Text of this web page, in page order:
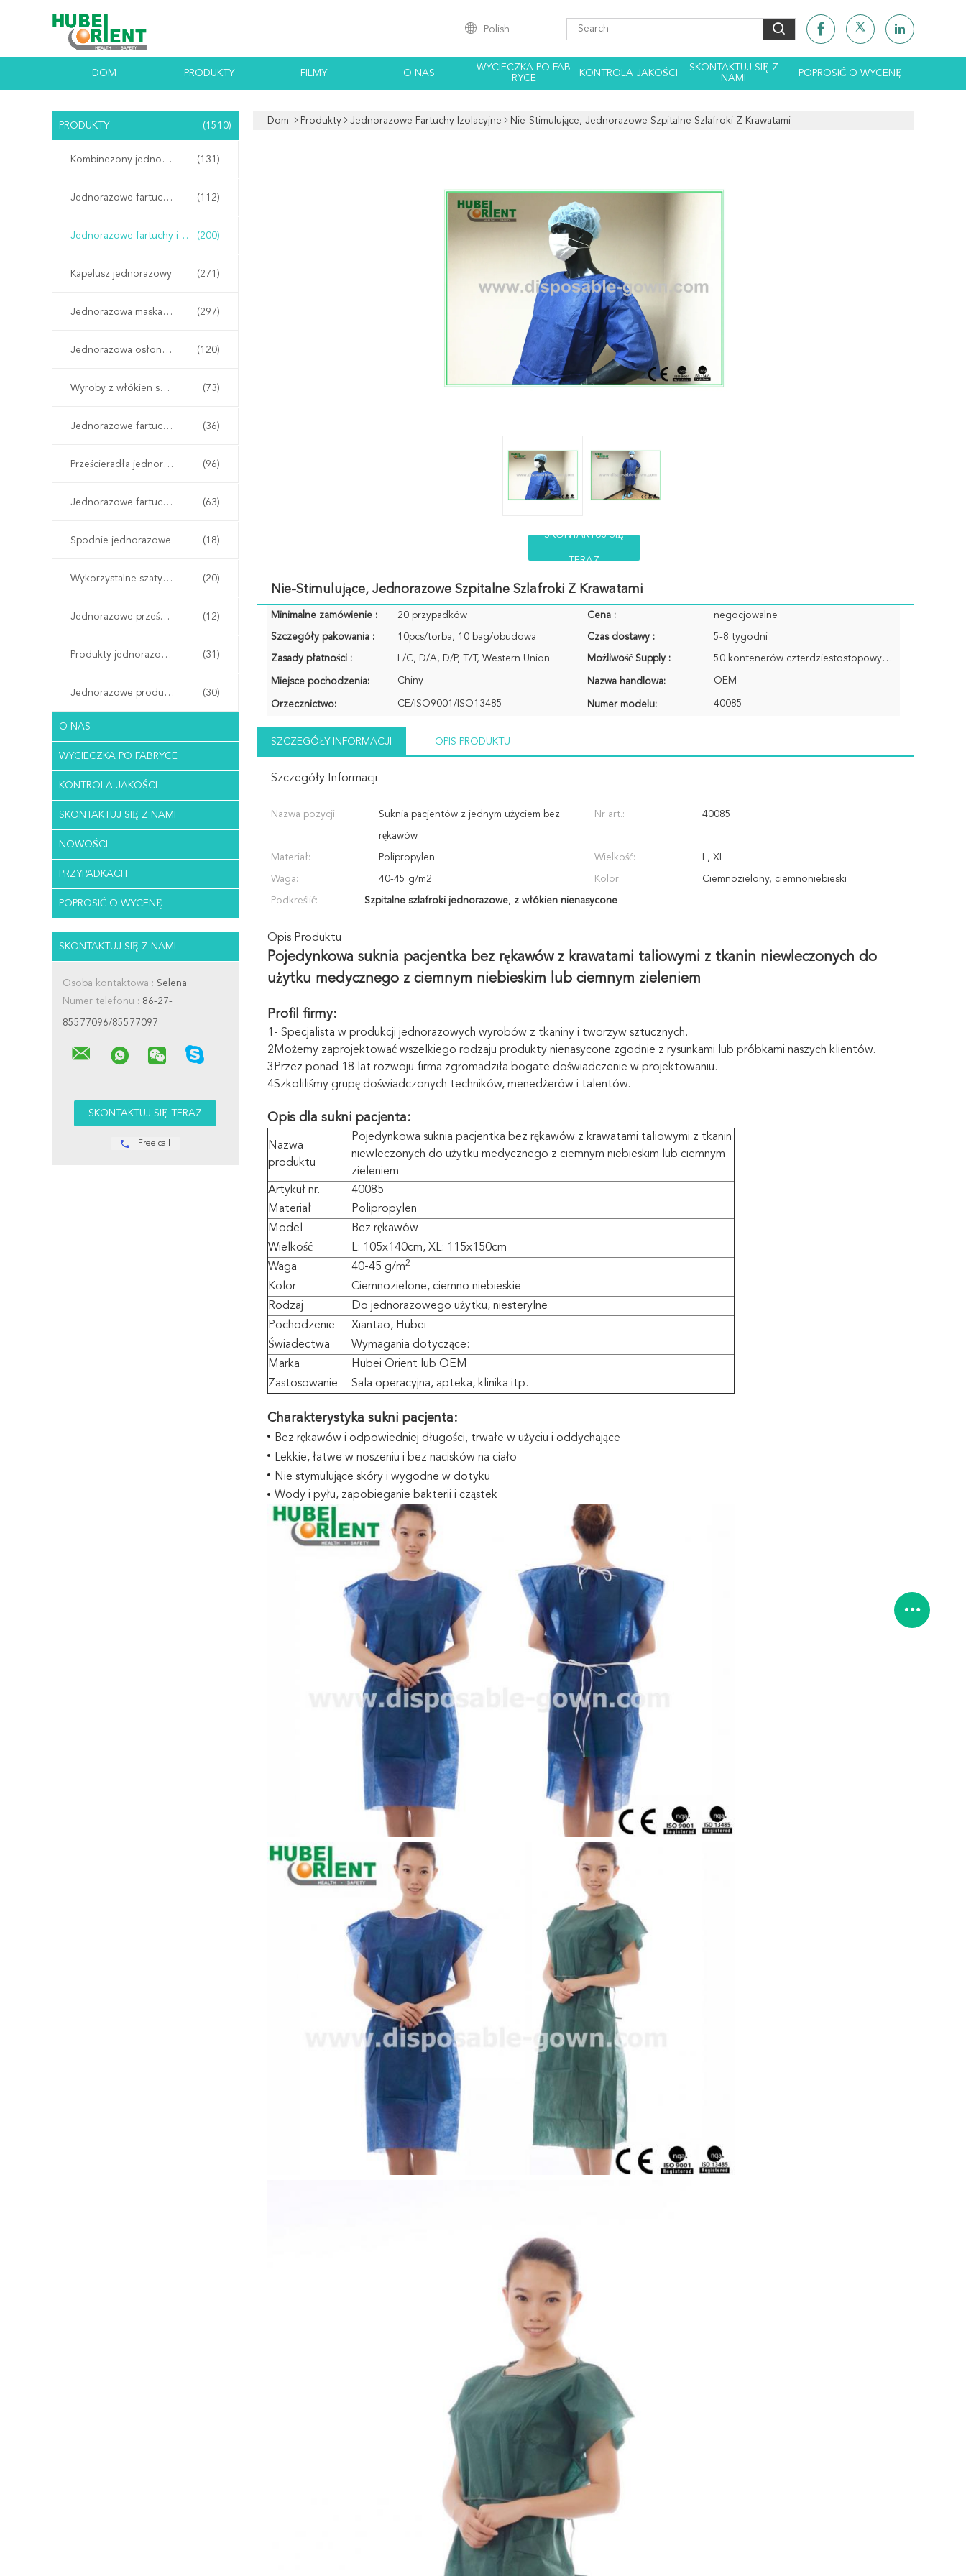
Polish
DOM PRODUKTY FILMY O NAS
WYCIECZKA PO FAB
RYCE
KONTROLA JAKOŚCI
SKONTAKTUJ SIĘ Z
NAMI
POPROSIĆ O WYCENĘ
PRODUKTY (1510)
Kombinezony jednorazowe (131)
Jednorazowe fartuchy laboratoryjne (112)
Jednorazowe fartuchy izolacyjne (200)
Kapelusz jednorazowy (271)
Jednorazowa maska ​​na twarz (297)
Jednorazowa osłona na buty (120)
Wyroby z włókien sztucznych (73)
Jednorazowe fartuchy chirurgiczne (36)
Prześcieradła jednorazowe (96)
Jednorazowe fartuchy ochronne (63)
Spodnie jednorazowe (18)
Wykorzystalne szaty kimono (20)
Jednorazowe prześcieradła (12)
Produkty jednorazowego użytku w szpitalu (31)
Jednorazowe produkty do salonu (30)
O NAS
WYCIECZKA PO FABRYCE
KONTROLA JAKOŚCI
SKONTAKTUJ SIĘ Z NAMI
NOWOŚCI
PRZYPADKACH
POPROSIĆ O WYCENĘ
SKONTAKTUJ SIĘ Z NAMI
Osoba kontaktowa : Selena
Numer telefonu : 86-27-
85577096/85577097
Free call
Dom Produkty Jednorazowe Fartuchy Izolacyjne Nie-Stimulujące, Jednorazowe Szpitalne Szlafroki Z Krawatami
SKONTAKTUJ SIĘ
TERAZ
Nie-Stimulujące, Jednorazowe Szpitalne Szlafroki Z Krawatami
Minimalne zamówienie : 20 przypadków Cena : negocjowalne
Szczegóły pakowania : 10pcs/torba, 10 bag/obudowa Czas dostawy : 5-8 tygodni
Zasady płatności : L/C, D/A, D/P, T/T, Western Union Możliwość Supply : 50 kontenerów czterdziestostopowych / miesiąc
Miejsce pochodzenia: Chiny Nazwa handlowa: OEM
Orzecznictwo: CE/ISO9001/ISO13485 Numer modelu: 40085
SZCZEGÓŁY INFORMACJI OPIS PRODUKTU
Szczegóły Informacji
Nazwa pozycji: Suknia pacjentów z jednym użyciem bez
rękawów
Nr art.: 40085
Materiał: Polipropylen Wielkość: L, XL
Waga: 40-45 g/m2 Kolor: Ciemnozielony, ciemnoniebieski
Podkreślić: Szpitalne szlafroki jednorazowe, z włókien nienasycone
Opis Produktu
Pojedynkowa suknia pacjentka bez rękawów z krawatami taliowymi z tkanin niewleczonych do
użytku medycznego z ciemnym niebieskim lub ciemnym zieleniem
Profil firmy:
1- Specjalista w produkcji jednorazowych wyrobów z tkaniny i tworzyw sztucznych.
2Możemy zaprojektować wszelkiego rodzaju produkty nienasycone zgodnie z rysunkami lub próbkami naszych klientów.
3Przez ponad 18 lat rozwoju firma zgromadziła bogate doświadczenie w projektowaniu.
4Szkoliliśmy grupę doświadczonych techników, menedżerów i talentów.
Opis dla sukni pacjenta:
Nazwa
produktu
Pojedynkowa suknia pacjentka bez rękawów z krawatami taliowymi z tkanin
niewleczonych do użytku medycznego z ciemnym niebieskim lub ciemnym
zieleniem
Artykuł nr.
40085
Materiał
Polipropylen
Model
Bez rękawów
Wielkość
L: 105x140cm, XL: 115x150cm
Waga
40-45 g/m2
Kolor
Ciemnozielone, ciemno niebieskie
Rodzaj
Do jednorazowego użytku, niesterylne
Pochodzenie
Xiantao, Hubei
Świadectwa
Wymagania dotyczące:
Marka
Hubei Orient lub OEM
Zastosowanie
Sala operacyjna, apteka, klinika itp.
Charakterystyka sukni pacjenta:
Bez rękawów i odpowiedniej długości, trwałe w użyciu i oddychające
Lekkie, łatwe w noszeniu i bez nacisków na ciało
Nie stymulujące skóry i wygodne w dotyku
Wody i pyłu, zapobieganie bakterii i cząstek